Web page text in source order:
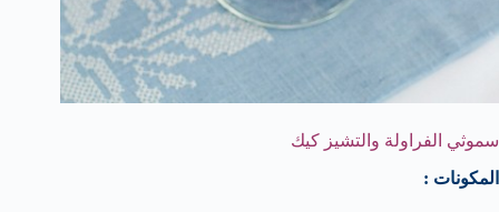
سموثي الفراولة والتشيز كيك
المكونات :